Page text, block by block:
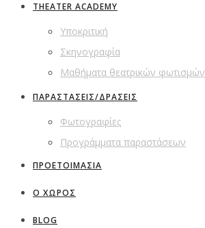
THEATER ACADEMY
Υποκριτική
Σκηνογραφία
Μαθήματα θεατρικών φωτισμών
ΠΑΡΑΣΤΑΣΕΙΣ/ΔΡΑΣΕΙΣ
Φωτογραφίες
Προγράμματα παραστάσεων
ΠΡΟΕΤΟΙΜΑΣΙΑ
Ο ΧΩΡΟΣ
BLOG